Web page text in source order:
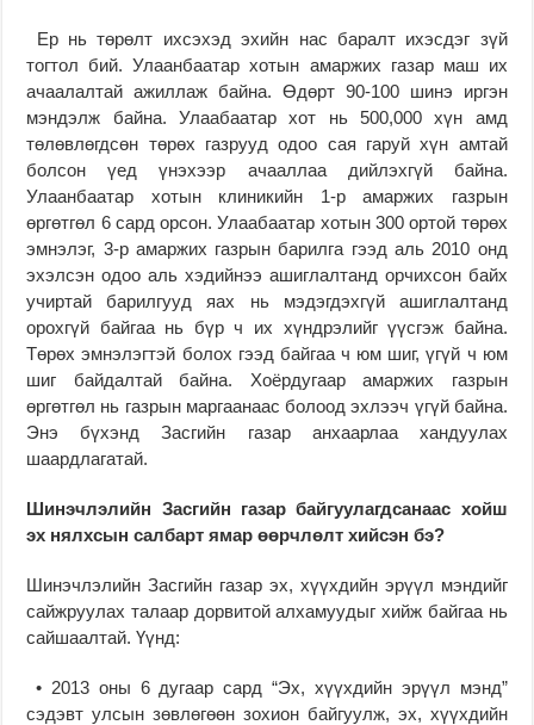
Ер нь төрөлт ихсэхэд эхийн нас баралт ихэсдэг зүй
тогтол бий. Улаанбаатар хотын амаржих газар маш их
ачаалалтай ажиллаж байна. Өдөрт 90-100 шинэ иргэн
мэндэлж байна. Улаабаатар хот нь 500,000 хүн амд
төлөвлөгдсөн төрөх газрууд одоо сая гаруй хүн амтай
болсон үед үнэхээр ачааллаа дийлэхгүй байна.
Улаанбаатар хотын клиникийн 1-р амаржих газрын
өргөтгөл 6 сард орсон. Улаабаатар хотын 300 ортой төрөх
эмнэлэг, 3-р амаржих газрын барилга гээд аль 2010 онд
эхэлсэн одоо аль хэдийнээ ашиглалтанд орчихсон байх
учиртай барилгууд яах нь мэдэгдэхгүй ашиглалтанд
орохгүй байгаа нь бүр ч их хүндрэлийг үүсгэж байна.
Төрөх эмнэлэгтэй болох гээд байгаа ч юм шиг, үгүй ч юм
шиг байдалтай байна. Хоёрдугаар амаржих газрын
өргөтгөл нь газрын маргаанаас болоод эхлээч үгүй байна.
Энэ бүхэнд Засгийн газар анхаарлаа хандуулах
шаардлагатай.
Шинэчлэлийн Засгийн газар байгуулагдсанаас хойш
эх нялхсын салбарт ямар өөрчлөлт хийсэн бэ?
Шинэчлэлийн Засгийн газар эх, хүүхдийн эрүүл мэндийг
сайжруулах талаар дорвитой алхамуудыг хийж байгаа нь
сайшаалтай. Үүнд:
• 2013 оны 6 дугаар сард “Эх, хүүхдийн эрүүл мэнд”
сэдэвт улсын зөвлөгөөн зохион байгуулж, эх, хүүхдийн